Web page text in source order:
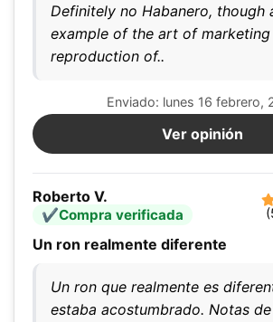
Definitely no Habanero, though
example of the art of
reproduction of..
Enviado: lunes 16 febrero,
Ver opinión
Roberto V.
Compra verificada
Un ron realmente diferente
Un ron que realmente es
estaba acostumbrado. Notas